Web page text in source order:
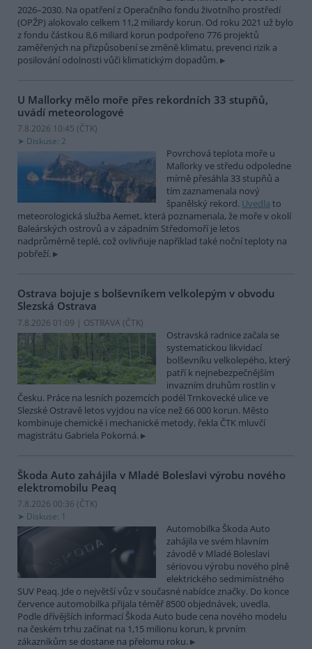
2026–2030. Na opatření z Operačního fondu životního prostředí
(OPŽP) alokovalo celkem 11,2 miliardy korun. Od roku 2021 už bylo
z fondu částkou 8,6 miliard korun podpořeno 776 projektů
zaměřených na přizpůsobení se změně klimatu, prevenci rizik a
posilování odolnosti vůči klimatickým dopadům.
U Mallorky mělo moře přes rekordních 33 stupňů,
uvádí meteorologové
7.8.2026 10:45 (ČTK)
Diskuse: 2
Povrchová teplota moře u
Mallorky ve středu odpoledne
mírně přesáhla 33 stupňů a
tím zaznamenala nový
španělský rekord. Uvedla to
meteorologická služba Aemet, která poznamenala, že moře v okolí
Baleárských ostrovů a v západním Středomoří je letos
nadprůměrně teplé, což ovlivňuje například také noční teploty na
pobřeží.
Ostrava bojuje s bolševníkem velkolepým v obvodu
Slezská Ostrava
7.8.2026 01:09 | OSTRAVA (ČTK)
Ostravská radnice začala se
systematickou likvidací
bolševníku velkolepého, který
patří k nejnebezpečnějším
invazním druhům rostlin v
Česku. Práce na lesních pozemcích podél Trnkovecké ulice ve
Slezské Ostravě letos vyjdou na více než 66 000 korun. Město
kombinuje chemické i mechanické metody, řekla ČTK mluvčí
magistrátu Gabriela Pokorná.
Škoda Auto zahájila v Mladé Boleslavi výrobu nového
elektromobilu Peaq
7.8.2026 00:36 (ČTK)
Diskuse: 1
Automobilka Škoda Auto
zahájila ve svém hlavním
závodě v Mladé Boleslavi
sériovou výrobu nového plně
elektrického sedmimístného
SUV Peaq. Jde o největší vůz v současné nabídce značky. Do konce
července automobilka přijala téměř 8500 objednávek, uvedla.
Podle dřívějších informací Škoda Auto bude cena nového modelu
na českém trhu začínat na 1,15 milionu korun, k prvním
zákazníkům se dostane na přelomu roku.